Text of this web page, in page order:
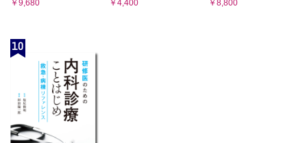
￥9,680
￥4,400
￥8,800
10